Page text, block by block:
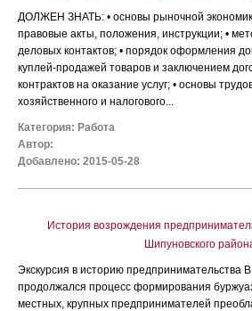
ДОЛЖЕН ЗНАТЬ: • основы рыночной
правовые акты, положения, инструкции; •
деловых контактов; • порядок оформления
куплей-продажей товаров и заключением
контрактов на оказание услуг; • основы
хозяйственного и налогового...
Категория: Работа
Автор:
Добавлено: 2015-05-28
История возрождения
Шипуновского
Экскурсия в историю предпринимательства
продолжался процесс формирования
местных, крупных предпринимателей